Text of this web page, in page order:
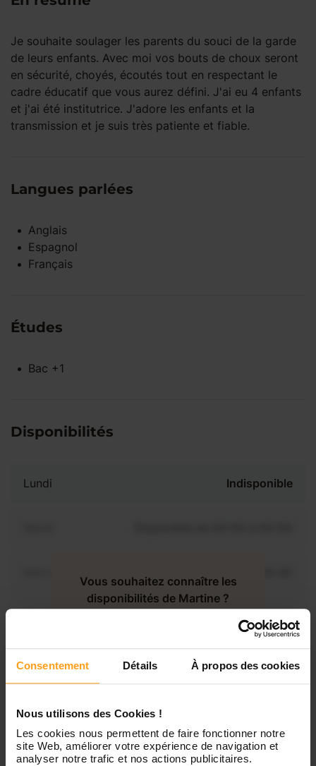
Consentement Détails À propos des cookies
Nous utilisons des Cookies !
Les cookies nous permettent de faire fonctionner notre
site Web, améliorer votre expérience de navigation et
analyser notre trafic et nos actions publicitaires.
Je souhaite soulager les parents du souci de la garde
de leurs enfants. Avec moi vos bouts de choux seront
en sécurité, choyés, écoutés tout en respectant le
cadre éducatif que vous aurez défini. J'ai eu 4 enfants
et j'ai été institutrice. J'adore les enfants et la
transmission et je suis très patiente et fiable.
Langues parlées
Anglais
Espagnol
Français
Études
Bac +1
Disponibilités
Lundi Indisponible
Disponible de 00:00 à 00:00
Vendredi Disponible de 00:00 à 00:00
Dimanche Disponible de 00:00 à 00:00
Vous souhaitez connaître les
disponibilités de Martine ?